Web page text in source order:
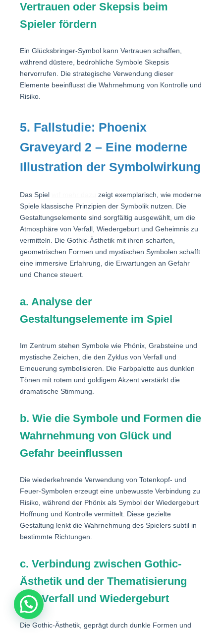
Vertrauen oder Skepsis beim
Spieler fördern
Ein Glücksbringer-Symbol kann Vertrauen schaffen,
während düstere, bedrohliche Symbole Skepsis
hervorrufen. Die strategische Verwendung dieser
Elemente beeinflusst die Wahrnehmung von Kontrolle und
Risiko.
5. Fallstudie: Phoenix
Graveyard 2 – Eine moderne
Illustration der Symbolwirkung
Das Spiel
zeigt exemplarisch, wie moderne
Spiele klassische Prinzipien der Symbolik nutzen. Die
Gestaltungselemente sind sorgfältig ausgewählt, um die
Atmosphäre von Verfall, Wiedergeburt und Geheimnis zu
vermitteln. Die Gothic-Ästhetik mit ihren scharfen,
geometrischen Formen und mystischen Symbolen schafft
eine immersive Erfahrung, die Erwartungen an Gefahr
und Chance steuert.
a. Analyse der
Gestaltungselemente im Spiel
Im Zentrum stehen Symbole wie Phönix, Grabsteine und
mystische Zeichen, die den Zyklus von Verfall und
Erneuerung symbolisieren. Die Farbpalette aus dunklen
Tönen mit rotem und goldigem Akzent verstärkt die
dramatische Stimmung.
b. Wie die Symbole und Formen die
Wahrnehmung von Glück und
Gefahr beeinflussen
Die wiederkehrende Verwendung von Totenkopf- und
Feuer-Symbolen erzeugt eine unbewusste Verbindung zu
Risiko, während der Phönix als Symbol der Wiedergeburt
Hoffnung und Kontrolle vermittelt. Diese gezielte
Gestaltung lenkt die Wahrnehmung des Spielers subtil in
bestimmte Richtungen.
c. Verbindung zwischen Gothic-
Ästhetik und der Thematisierung
von Verfall und Wiedergeburt
Die Gothic-Ästhetik, geprägt durch dunkle Formen und